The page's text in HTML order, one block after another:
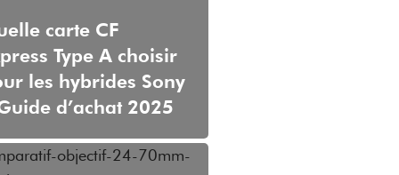
carte CF
Type A choisir
les hybrides Sony
d’achat 2025